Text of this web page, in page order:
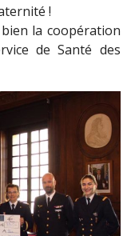
!
la coopération
de Santé des